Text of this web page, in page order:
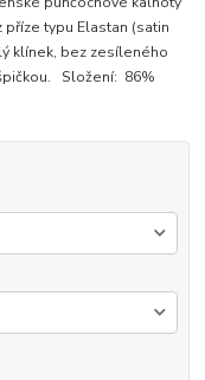
příze typu Elastan (satin
klínek, bez zesíleného
Složení: 86%